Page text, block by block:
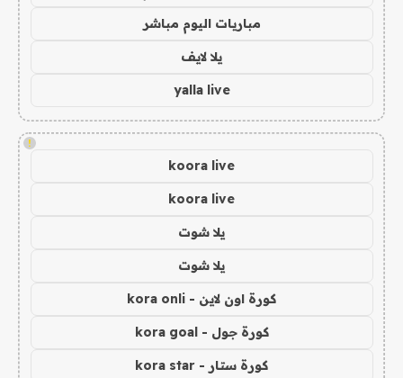
مباريات اليوم مباشر
يلا لايف
yalla live
!
koora live
koora live
يلا شوت
يلا شوت
كورة اون لاين - kora onli
كورة جول - kora goal
كورة ستار - kora star